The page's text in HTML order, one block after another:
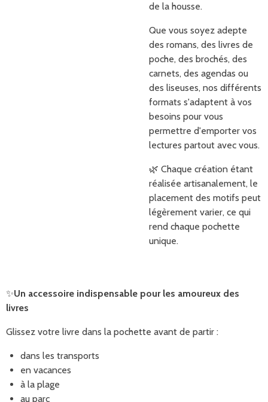
de la housse.
Que vous soyez adepte
des romans, des livres de
poche, des brochés, des
carnets, des agendas ou
des liseuses, nos différents
formats s'adaptent à vos
besoins pour vous
permettre d'emporter vos
lectures partout avec vous.
🌿 Chaque création étant
réalisée artisanalement, le
placement des motifs peut
légèrement varier, ce qui
rend chaque pochette
unique.
✨Un accessoire indispensable pour les amoureux des
livres
Glissez votre livre dans la pochette avant de partir :
dans les transports
en vacances
à la plage
au parc